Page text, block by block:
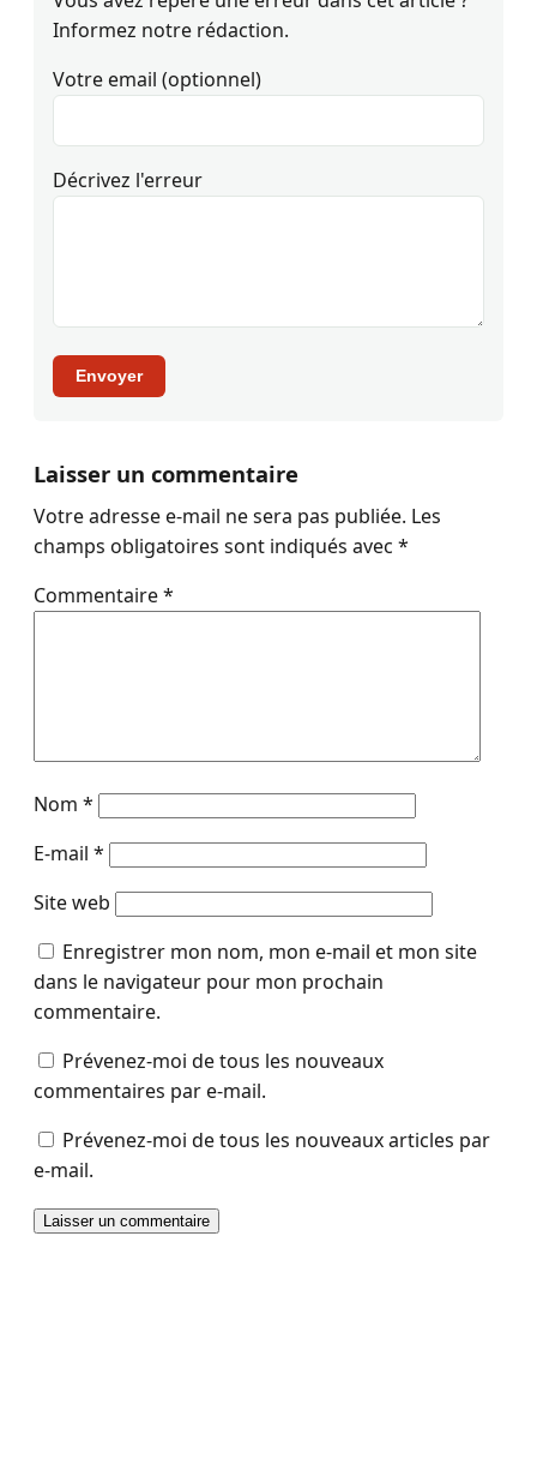
Informez notre rédaction.
Votre email (optionnel)
Décrivez l'erreur
Envoyer
Laisser un commentaire
Votre adresse e-mail ne sera pas publiée. Les
champs obligatoires sont indiqués avec *
Commentaire*
Nom *
E-mail *
Site web
Enregistrer mon nom, mon e-mail et mon site
dans le navigateur pour mon prochain
commentaire.
Prévenez-moi de tous les nouveaux
commentaires par e-mail.
Prévenez-moi de tous les nouveaux articles par
e-mail.